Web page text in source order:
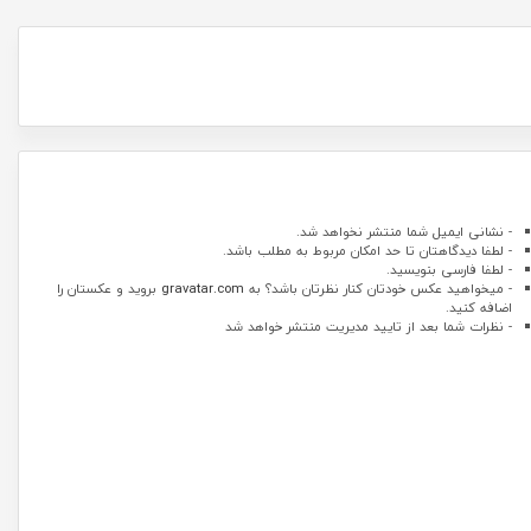
- نشانی ایمیل شما منتشر نخواهد شد.
- لطفا دیدگاهتان تا حد امکان مربوط به مطلب باشد.
- لطفا فارسی بنویسید.
- میخواهید عکس خودتان کنار نظرتان باشد؟ به gravatar.com بروید و عکستان را
اضافه کنید.
- نظرات شما بعد از تایید مدیریت منتشر خواهد شد